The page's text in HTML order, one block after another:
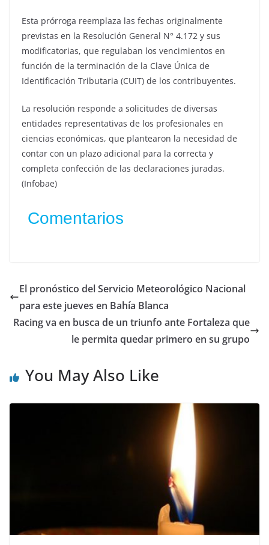
Esta prórroga reemplaza las fechas originalmente
previstas en la Resolución General N° 4.172 y sus
modificatorias, que regulaban los vencimientos en
función de la terminación de la Clave Única de
Identificación Tributaria (CUIT) de los contribuyentes.
La resolución responde a solicitudes de diversas
entidades representativas de los profesionales en
ciencias económicas, que plantearon la necesidad de
contar con un plazo adicional para la correcta y
completa confección de las declaraciones juradas.
(Infobae)
Comentarios
El pronóstico del Servicio Meteorológico Nacional
para este jueves en Bahía Blanca
Racing va en busca de un triunfo ante Fortaleza que
le permita quedar primero en su grupo
You May Also Like